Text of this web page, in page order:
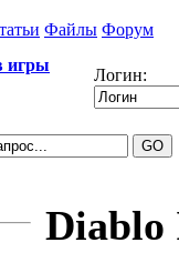
Файлы Форум
игры
Логин: